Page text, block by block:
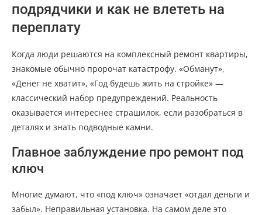
подрядчики и как не влететь на
переплату
Когда люди решаются на комплексный ремонт квартиры,
знакомые обычно пророчат катастрофу. «Обманут»,
«Денег не хватит», «Год будешь жить на стройке» —
классический набор предупреждений. Реальность
оказывается интереснее страшилок, если разобраться в
деталях и знать подводные камни.
Главное заблуждение про ремонт под
ключ
Многие думают, что «под ключ» означает «отдал деньги и
забыл». Неправильная установка. На самом деле это